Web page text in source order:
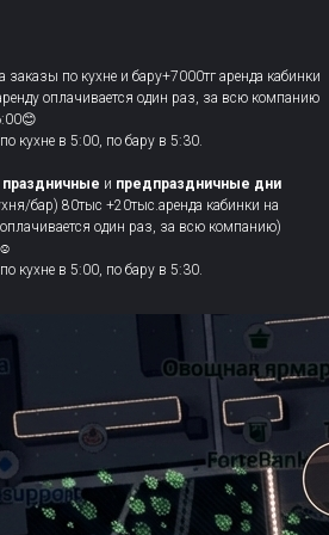
заказы по кухне и бару+7000тг аренда кабинки
оплачивается один раз, за всю компанию
кухне в 5:00, по бару в 5:30.
праздничные и предпраздничные дни
бар) 80тыс +20тыс.аренда кабинки на
один раз, за всю компанию)
кухне в 5:00, по бару в 5:30.